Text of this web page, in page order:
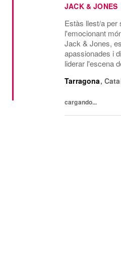
JACK & JONES
Estàs llest/a per
l'emocionant
Jack & Jones,
apassionades i
liderar l'escena
Tarragona. Si
Tarragona,
cargando...